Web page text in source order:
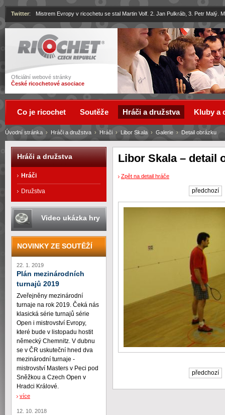
Ricochet
Oficiální webové stránky
České ricochetové asociace
Twitter: Mistrem Evropy v ricochetu se stal Martin Volf. 2. Jan Pulkráb, 3. Petr Malý.
Libor Skala – detail
Zpět na detail hráče
předchozí
předchozí
Úvodní stránka › Hráči a družstva › Hráči › Libor Skala › Galerie › Detail obrázku
Co je ricochet Soutěže Hráči a družstva Kluby a
Hráči a družstva
Hráči
Družstva
Video ukázka hry
NOVINKY ZE SOUTĚŽÍ
22. 1. 2019
Plán mezinárodních
turnajů 2019
Zveřejněny mezinárodní
turnaje na rok 2019. Čeká nás
klasická série turnajů série
Open i mistrovství Evropy,
které bude v listopadu hostit
německý Chemnitz. V dubnu
se v ČR uskuteční hned dva
mezinárodní turnaje -
mistrovství Masters v Peci pod
Sněžkou a Czech Open v
Hradci Králové.
více
12. 10. 2018